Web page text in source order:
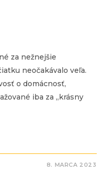
za nežnejšie
neočakávalo veľa.
o domácnosť,
iba za „krásny
8. MARCA 2023